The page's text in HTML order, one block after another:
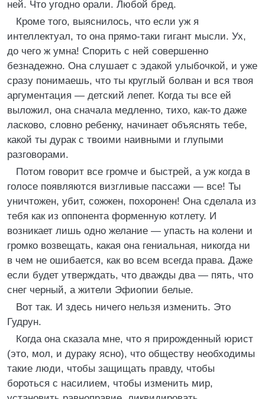
ней. Что угодно орали. Любой бред.
Кроме того, выяснилось, что если уж я
интеллектуал, то она прямо-таки гигант мысли. Ух,
до чего ж умна! Спорить с ней совершенно
безнадежно. Она слушает с эдакой улыбочкой, и уже
сразу понимаешь, что ты круглый болван и вся твоя
аргументация — детский лепет. Когда ты все ей
выложил, она сначала медленно, тихо, как-то даже
ласково, словно ребенку, начинает объяснять тебе,
какой ты дурак с твоими наивными и глупыми
разговорами.
Потом говорит все громче и быстрей, а уж когда в
голосе появляются визгливые пассажи — все! Ты
уничтожен, убит, сожжен, похоронен! Она сделала из
тебя как из оппонента форменную котлету. И
возникает лишь одно желание — упасть на колени и
громко возвещать, какая она гениальная, никогда ни
в чем не ошибается, как во всем всегда права. Даже
если будет утверждать, что дважды два — пять, что
снег черный, а жители Эфиопии белые.
Вот так. И здесь ничего нельзя изменить. Это
Гудрун.
Когда она сказала мне, что я прирожденный юрист
(это, мол, и дураку ясно), что обществу необходимы
такие люди, чтобы защищать правду, чтобы
бороться с насилием, чтобы изменить мир,